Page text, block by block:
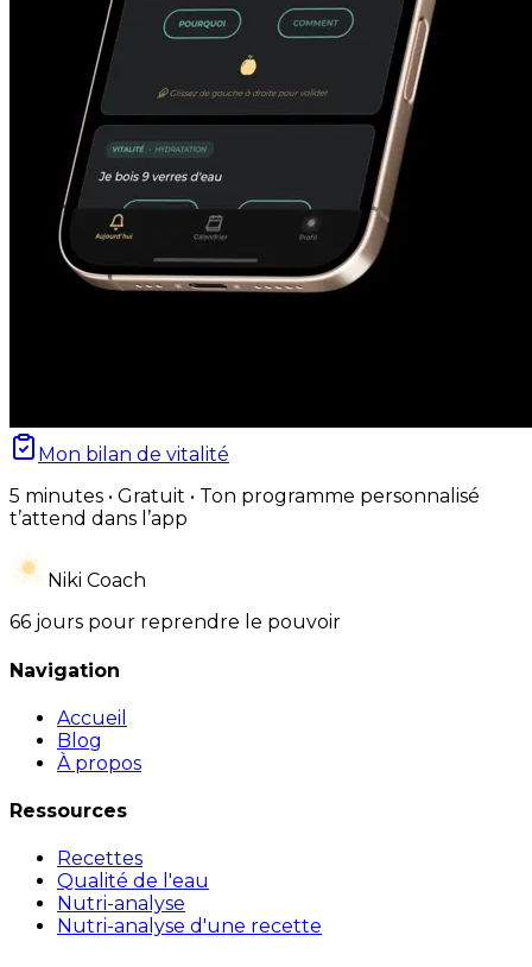
Mon bilan de vitalité
5 minutes • Gratuit • Ton programme personnalisé
t’attend dans l’app
Niki Coach
66 jours pour reprendre le pouvoir
Navigation
Accueil
Blog
À propos
Ressources
Recettes
Qualité de l'eau
Nutri-analyse
Nutri-analyse d'une recette